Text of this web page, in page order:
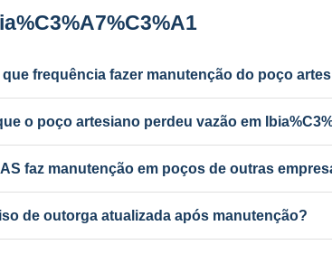
que frequência fazer manutenção do poço
para uso intenso (agrícola/industrial) e a cada 2 anos
o poço artesiano perdeu vazão em
mais comuns: incrustação por ferro e manganês,
diagnostica e resolve.
faz manutenção em poços de outras
PAAS faz diagnóstico e manutenção de qualquer
de outorga atualizada após manutenção?
do serviço. Troca de bomba com mudança de